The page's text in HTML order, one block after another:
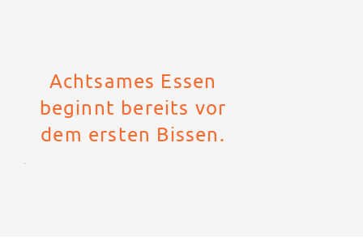
Achtsames Essen
beginnt bereits vor
dem ersten Bissen.